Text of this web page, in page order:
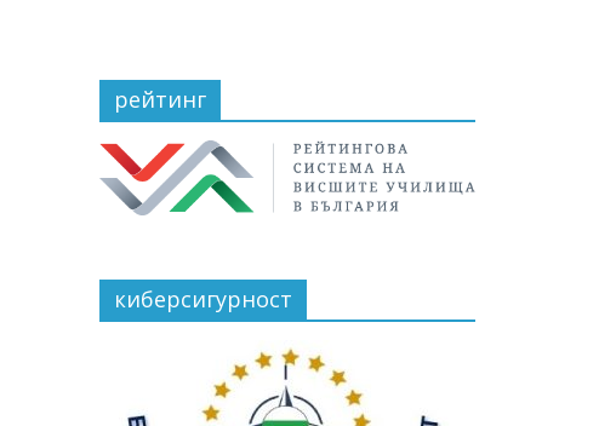
рейтинг
киберсигурност